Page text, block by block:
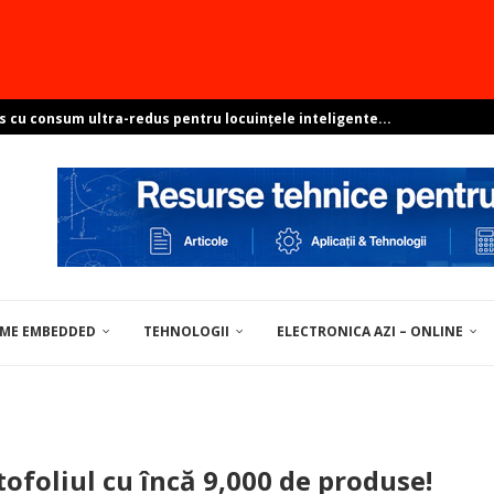
cu consum ultra-redus pentru locuințele inteligente...
EMBEDDED TEHNOLOGII ELECTRONICA AZI – ONLINE
cu încă 9,000 de produse!